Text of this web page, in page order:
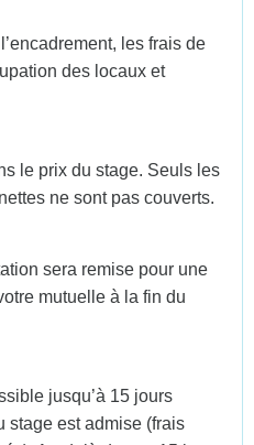
les frais de
des locaux et
le prix du stage. Seuls les
ne sont pas couverts.
sera remise pour une
mutuelle à la fin du
jusqu’à 15 jours
stage est admise (frais